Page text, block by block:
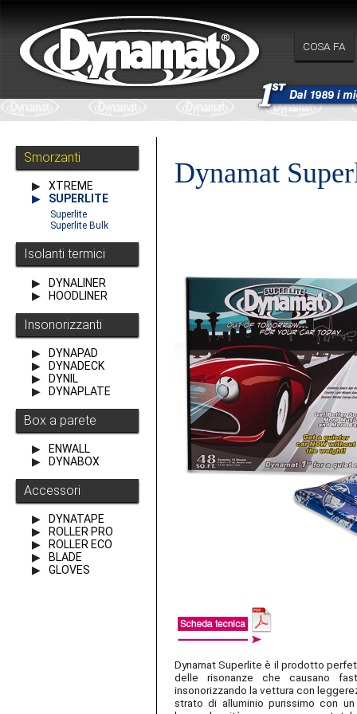
COSA FA
Smorzanti
XTREME
SUPERLITE
Superlite
Superlite Bulk
Isolanti termici
DYNALINER
HOODLINER
Insonorizzanti
DYNAPAD
DYNADECK
DYNIL
DYNAPLATE
Box a parete
ENWALL
DYNABOX
Accessori
DYNATAPE
ROLLER PRO
ROLLER ECO
BLADE
GLOVES
Dynamat
Dynamat Superlite è il prodotto
delle risonanze che causano
insonorizzando la vettura con
strato di alluminio purissimo con
decisamente superiori a quelle di
RENDI LA TUA AUTO
vibrazioni e alle risonanze- Blocca i
comfort di viaggio- Mantieni il